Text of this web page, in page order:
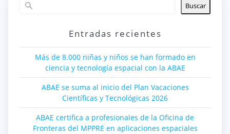
Buscar
Entradas recientes
Más de 8.000 niñas y niños se han formado en
ciencia y tecnología espacial con la ABAE
ABAE se suma al inicio del Plan Vacaciones
Científicas y Tecnológicas 2026
ABAE certifica a profesionales de la Oficina de
Fronteras del MPPRE en aplicaciones espaciales